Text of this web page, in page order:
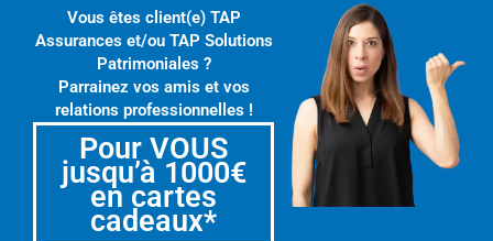
Vous êtes client(e) TAP
Assurances et/ou TAP Solutions
Patrimoniales ?
Parrainez vos amis et vos
relations professionnelles !
Pour VOUS
jusqu’à 1000€
en cartes
cadeaux*